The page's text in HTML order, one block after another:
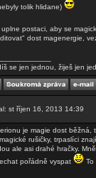
tolik hlidane)
uplne postaci, aby se
dost magenergie,
se jen jednou, žiješ jen
st říjen 16, 2013 14:39
je magie dost běžná,
rušičky, trpaslíci
ale asi drahé hračky.
pořádně vyspat
To